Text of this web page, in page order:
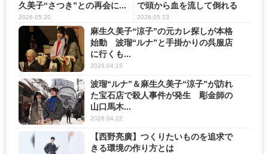
久美子“さつき”との再会に...
2026.05.20
で頭から血を流して倒れる
店...
2026.05.13
麻生久美子“涼子”の元カレ探しが本格
始動 波瑠“ルナ”と手掛かりの呉服店
に行くも...
2026.04.15
波瑠“ルナ”＆麻生久美子“涼子”が訪れ
た宝石店で殺人事件が発生 彫金師の
山口馬木...
2026.04.22
【西野亮廣】つくりたいものを追求で
きる環境の作り方とは